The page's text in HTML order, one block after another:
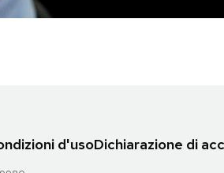
d'usoDichiarazione di